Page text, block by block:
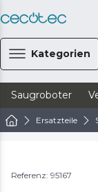
Kategorien
Saugroboter
Ersatzteile
Referenz: 95167